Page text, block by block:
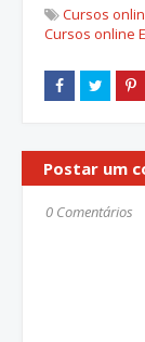
Cursos
Cursos online
Postar um
0 Comentários